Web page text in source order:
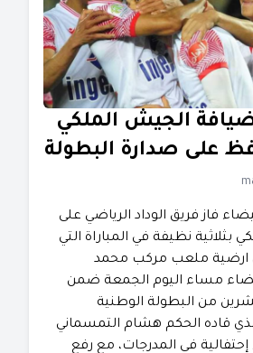
ضيافة الجيش الملكي
على صدارة البطولة
البيضاء فاز فريق الوداد الرياضي على
بثلاثية نظيفة في المباراة التي
ارضية ملعب مركب محمد
مساء اليوم الجمعة ضمن
من البطولة الوطنية
الذي قاده الحكم هشام التمسماني
في المدرجات، مع رفع